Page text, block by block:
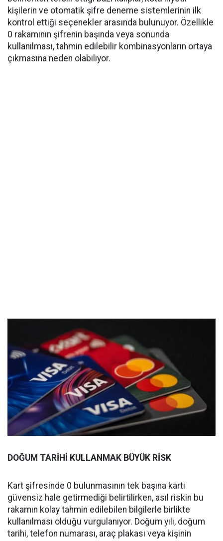
kişilerin ve otomatik şifre deneme sistemlerinin ilk
kontrol ettiği seçenekler arasında bulunuyor. Özellikle
0 rakamının şifrenin başında veya sonunda
kullanılması, tahmin edilebilir kombinasyonların ortaya
çıkmasına neden olabiliyor.
DOĞUM TARİHİ KULLANMAK BÜYÜK RİSK
Kart şifresinde 0 bulunmasının tek başına kartı
güvensiz hale getirmediği belirtilirken, asıl riskin bu
rakamın kolay tahmin edilebilen bilgilerle birlikte
kullanılması olduğu vurgulanıyor. Doğum yılı, doğum
tarihi, telefon numarası, araç plakası veya kişinin